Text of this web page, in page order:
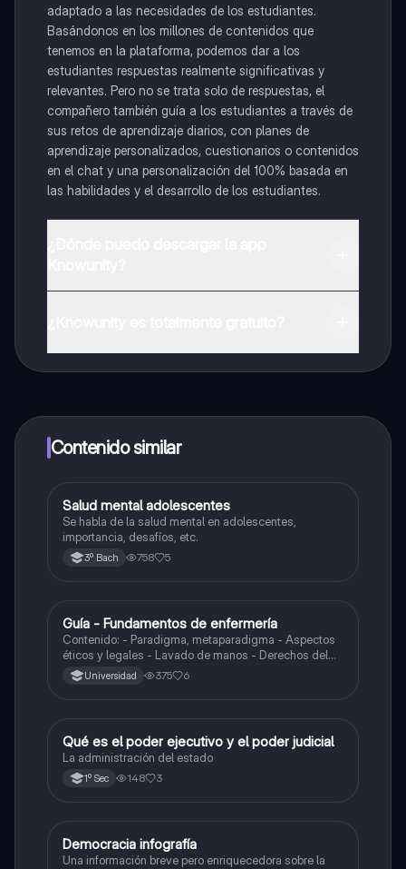
adaptado a las necesidades de los estudiantes.
Basándonos en los millones de contenidos que
tenemos en la plataforma, podemos dar a los
estudiantes respuestas realmente significativas y
relevantes. Pero no se trata solo de respuestas, el
compañero también guía a los estudiantes a través de
sus retos de aprendizaje diarios, con planes de
aprendizaje personalizados, cuestionarios o contenidos
en el chat y una personalización del 100% basada en
las habilidades y el desarrollo de los estudiantes.
a determinadas funciones.
Contenido similar
Ética y valores
Salud mental adolescentes
Se habla de la salud mental en adolescentes,
importancia, desafíos, etc.
3º Bach 758 5
Biología
Guía - Fundamentos de enfermería
Contenido: - Paradigma, metaparadigma - Aspectos
éticos y legales - Lavado de manos - Derechos del
paciente y de la enfermera - Calzado de guantes -
Asepsia y Antisepsia
Universidad 375 6
Formación Cívica y Ética
Qué es el poder ejecutivo y el poder judicial
La administración del estado
1º Sec 148 3
Ética y valores
Democracia infografía
Una información breve pero enriquecedora sobre la